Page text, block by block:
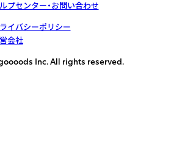
プセンター・お問い合わせ
イバシーポリシー
会社
Inc. All rights reserved.